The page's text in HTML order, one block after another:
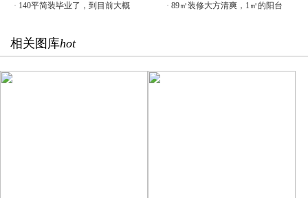
· 140平简装毕业了，到目前大概 · 89㎡装修大方清爽，1㎡的阳台
相关图库hot